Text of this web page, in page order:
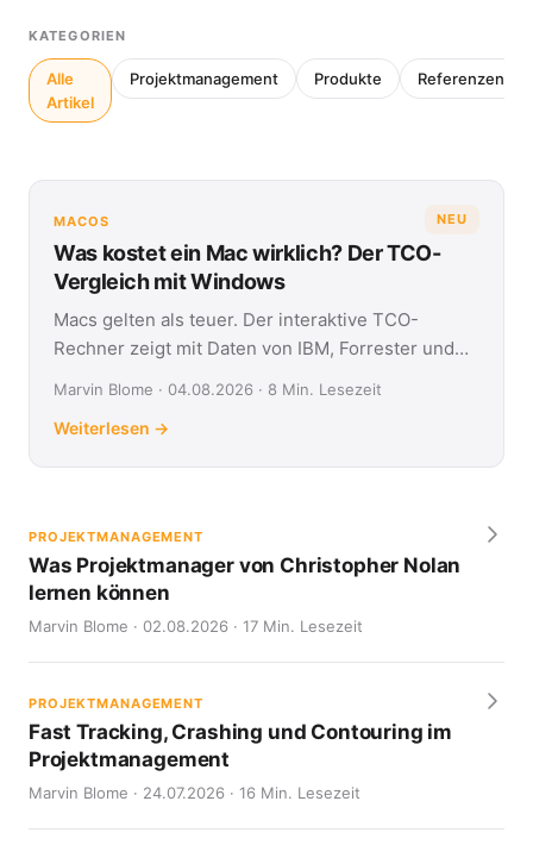
KATEGORIEN
Alle
Artikel
Projektmanagement Produkte Referenzen
NEU
MACOS
Was kostet ein Mac wirklich? Der TCO-
Vergleich mit Windows
Macs gelten als teuer. Der interaktive TCO-
Rechner zeigt mit Daten von IBM, Forrester und
Marvin Blome · 04.08.2026 · 8 Min. Lesezeit
Weiterlesen →
PROJEKTMANAGEMENT
Was Projektmanager von Christopher Nolan
lernen können
Marvin Blome · 02.08.2026 · 17 Min. Lesezeit
PROJEKTMANAGEMENT
Fast Tracking, Crashing und Contouring im
Projektmanagement
Marvin Blome · 24.07.2026 · 16 Min. Lesezeit